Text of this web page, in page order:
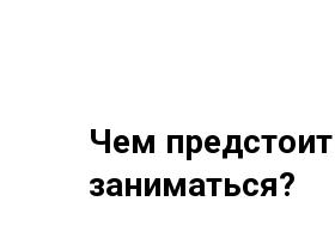
Чем предстоит
заниматься?